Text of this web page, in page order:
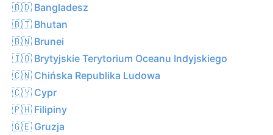
🇧🇩 Bangladesz
🇧🇹 Bhutan
🇧🇳 Brunei
🇮🇴 Brytyjskie Terytorium Oceanu Indyjskiego
🇨🇳 Chińska Republika Ludowa
🇨🇾 Cypr
🇵🇭 Filipiny
🇬🇪 Gruzja